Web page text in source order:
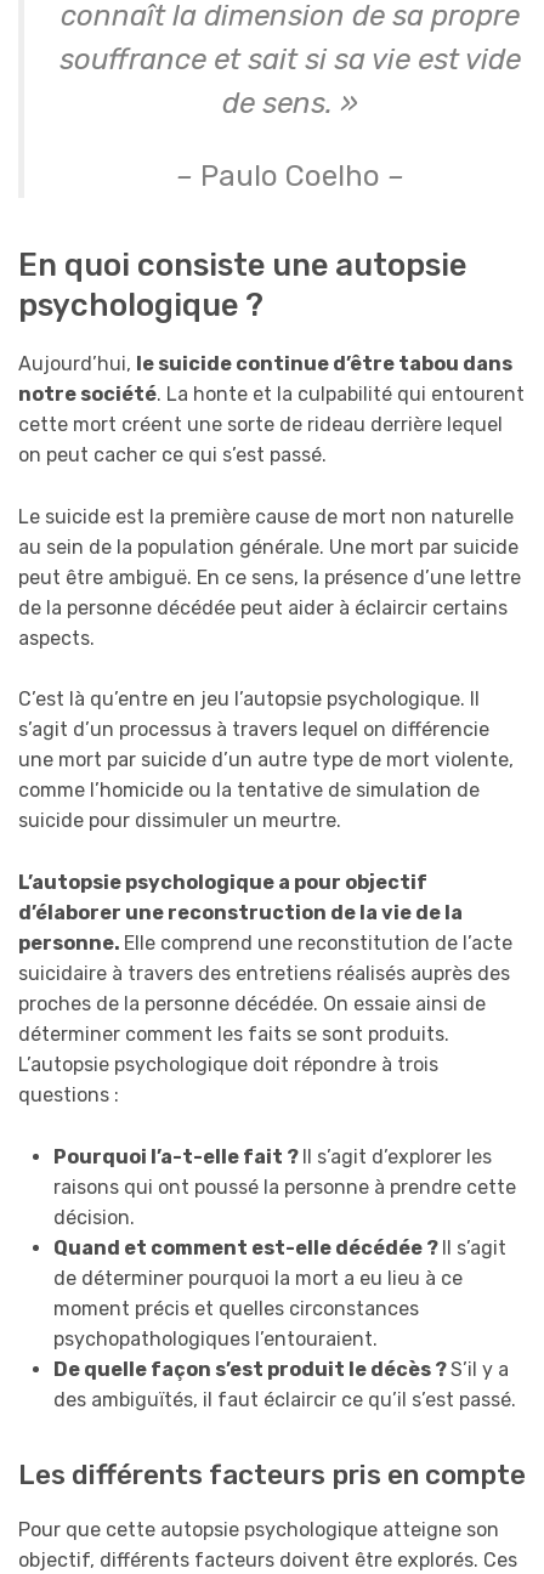
connaît la dimension de sa propre
souffrance et sait si sa vie est vide
de sens. »
– Paulo Coelho –
En quoi consiste une autopsie
psychologique ?
Aujourd’hui, le suicide continue d’être tabou dans
notre société. La honte et la culpabilité qui entourent
cette mort créent une sorte de rideau derrière lequel
on peut cacher ce qui s’est passé.
Le suicide est la première cause de mort non naturelle
au sein de la population générale. Une mort par suicide
peut être ambiguë. En ce sens, la présence d’une lettre
de la personne décédée peut aider à éclaircir certains
aspects.
C’est là qu’entre en jeu l’autopsie psychologique. Il
s’agit d’un processus à travers lequel on différencie
une mort par suicide d’un autre type de mort violente,
comme l’homicide ou la tentative de simulation de
suicide pour dissimuler un meurtre.
L’autopsie psychologique a pour objectif
d’élaborer une reconstruction de la vie de la
personne. Elle comprend une reconstitution de l’acte
suicidaire à travers des entretiens réalisés auprès des
proches de la personne décédée. On essaie ainsi de
déterminer comment les faits se sont produits.
L’autopsie psychologique doit répondre à trois
questions :
Pourquoi l’a-t-elle fait ? Il s’agit d’explorer les
raisons qui ont poussé la personne à prendre cette
décision.
Quand et comment est-elle décédée ? Il s’agit
de déterminer pourquoi la mort a eu lieu à ce
moment précis et quelles circonstances
psychopathologiques l’entouraient.
De quelle façon s’est produit le décès ?S’il y a
des ambiguïtés, il faut éclaircir ce qu’il s’est passé.
Les différents facteurs pris en compte
Pour que cette autopsie psychologique atteigne son
objectif, différents facteurs doivent être explorés. Ces